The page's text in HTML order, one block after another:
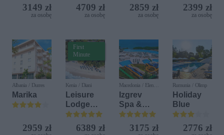
Iberostar
Bijela
3149 zł
za osobę
(ex. Citta
del Mare)
4709 zł
za osobę
2859 zł
za osobę
2399 zł
za osobę
Albania / Durres
Marika
2959 zł
First
Minute
Kenia / Diani
Leisure
Lodge
Beach &
Golf
Resort by
6389 zł
Macedonia / Elen
Kamen
Izgrev
Spa &
Aquapark
3175 zł
Rumunia / Olimp
Holiday
Blue
2776 zł